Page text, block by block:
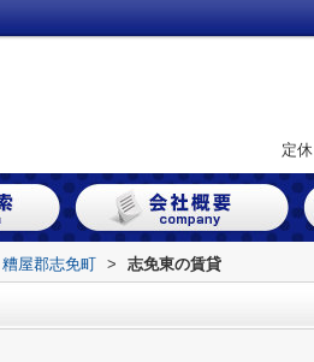
定
糟屋郡志免町 > 志免東の賃貸